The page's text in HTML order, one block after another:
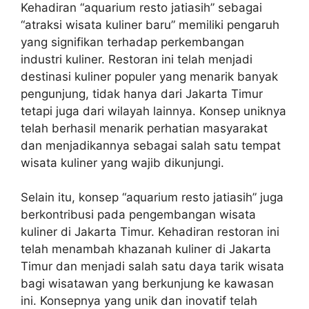
Kehadiran “aquarium resto jatiasih” sebagai
“atraksi wisata kuliner baru” memiliki pengaruh
yang signifikan terhadap perkembangan
industri kuliner. Restoran ini telah menjadi
destinasi kuliner populer yang menarik banyak
pengunjung, tidak hanya dari Jakarta Timur
tetapi juga dari wilayah lainnya. Konsep uniknya
telah berhasil menarik perhatian masyarakat
dan menjadikannya sebagai salah satu tempat
wisata kuliner yang wajib dikunjungi.
Selain itu, konsep “aquarium resto jatiasih” juga
berkontribusi pada pengembangan wisata
kuliner di Jakarta Timur. Kehadiran restoran ini
telah menambah khazanah kuliner di Jakarta
Timur dan menjadi salah satu daya tarik wisata
bagi wisatawan yang berkunjung ke kawasan
ini. Konsepnya yang unik dan inovatif telah